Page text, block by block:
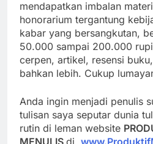
mendapatkan imbalan
honorarium tergantung
kabar yang bersangkutan,
50.000 sampai 200.000
cerpen, artikel, resensi
bahkan lebih. Cukup
Anda ingin menjadi penulis
tulisan saya seputar dunia
rutin di leman website